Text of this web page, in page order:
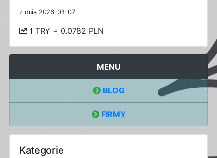
z dnia 2026-08-07
1 TRY = 0.0782 PLN
MENU
BLOG
FIRMY
Kategorie